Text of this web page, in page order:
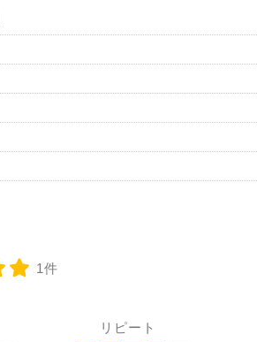
1件
リピート